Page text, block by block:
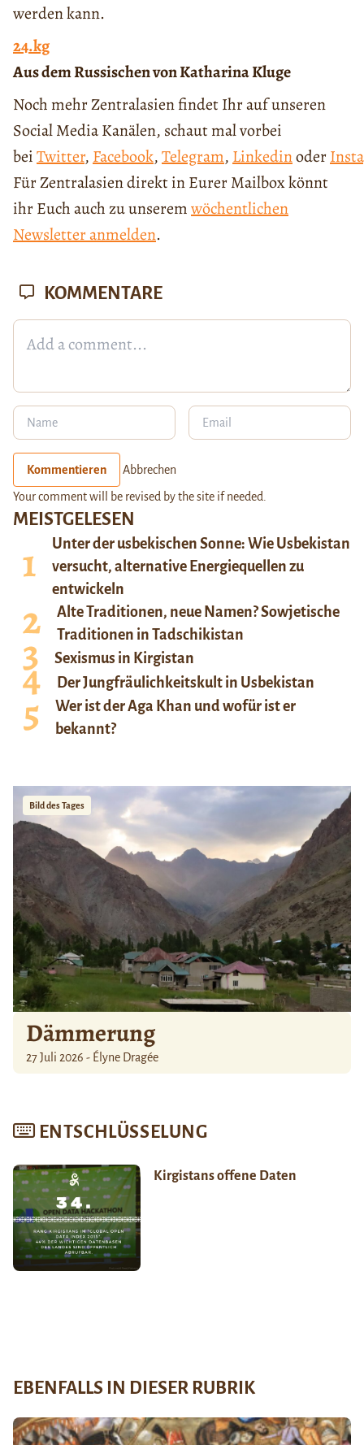
werden kann.
24.kg
Aus dem Russischen von Katharina Kluge
Noch mehr Zentralasien findet Ihr auf unseren
Social Media Kanälen, schaut mal vorbei
beiTwitter, Facebook,Telegram, Linkedinoder
Für Zentralasien direkt in Eurer Mailbox könnt
ihr Euch auch zu unseremwöchentlichen
Newsletter anmelden.
MEISTGELESEN
Unter der usbekischen Sonne: Wie Usbekistan
versucht, alternative Energiequellen zu
entwickeln
Alte Traditionen, neue Namen? Sowjetische
Traditionen in Tadschikistan
Sexismus in Kirgistan
Der Jungfräulichkeitskult in Usbekistan
Wer ist der Aga Khan und wofür ist er
bekannt?
Bild des Tages
Dämmerung
27 Juli 2026 - Élyne Dragée
ENTSCHLÜSSELUNG
Kirgistans offene Daten
KOMMENTARE
Kommentieren Abbrechen
Your comment will be revised by the site if needed.
EBENFALLS IN DIESER RUBRIK